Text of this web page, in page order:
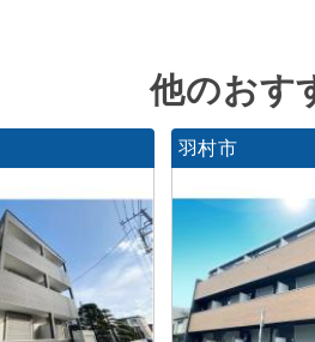
他のおす
羽村市